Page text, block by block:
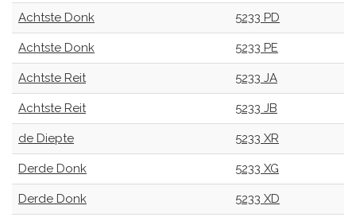
Achtste Donk 5233 PD
Achtste Donk 5233 PE
Achtste Reit 5233 JA
Achtste Reit 5233 JB
de Diepte 5233 XR
Derde Donk 5233 XG
Derde Donk 5233 XD